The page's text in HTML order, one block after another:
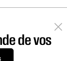
de vos